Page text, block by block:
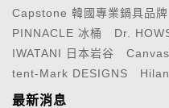
Capstone 韓國專業鍋具品牌
PINNACLE 冰桶
Dr.
IWATANI 日本岩谷
tent-Mark DESIGNS
最新消息